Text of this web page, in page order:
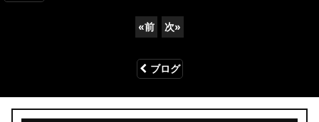
«前 次»
ブログ